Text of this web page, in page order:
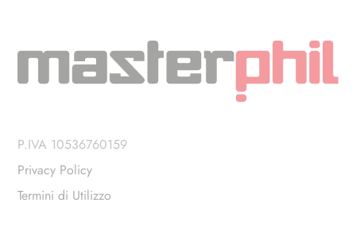
P.IVA 10536760159
Privacy Policy
Termini di Utilizzo